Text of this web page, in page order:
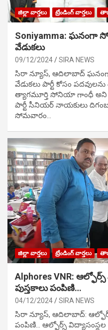
జిల్లా వార్తలు ట్రేండింగ్ వార్తలు
Soniyamma: ఘ‌నంగా
వేడుక‌లు
09/12/2024 SIRA NEWS
సిరా న్యూస్, ఆదిలాబాద్
వేడుక‌లు పార్టీ కోసం
త్యాగమూర్తి సోనియా గాంధీ అని
పార్టీ సీనియ‌ర్ నాయ‌కులు
సోమవారం…
జిల్లా వార్తలు ట్రేండింగ్ వార్తలు
Alphores VNR:
పుస్తకాలు పంపిణి…
04/12/2024 SIRA NEWS
సిరా న్యూస్, ఆదిలాబాద్:
పంపిణి… ఆల్ఫోర్స్